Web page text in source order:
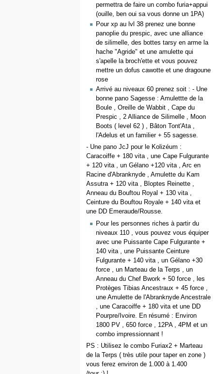
permettra de faire un combo furia+appui
(ouille, ben oui sa vous donne un 1PA)
Pour xp au lvl 38 prenez une bonne
panoplie du prespic, avec une alliance
de silimelle, des bottes tarsy en arme la
hache "Agride" et une amulette qui
s'apelle la broch'ette et vous pouvez
mettre un dofus cawotte et une dragoune
rose
Arrivé au niveaux 60 prenez soit : - Une
bonne pano Sagesse : Amulettte de la
Boule , Oreille de Wabbit , Cape du
Prespic , 2 Alliance de Silimelle , Moon
Boots ( level 62 ) , Bâton Tont'Ata ,
l'Adelus et un familier + 55 sagesse.
- Une pano JcJ pour le Kolizéum :
Caracoiffe + 180 vita , une Cape Fulgurante
+ 120 vita , un Gélano +120 vita , Arc en
Racine d'Abranknyde , Amulette du Kam
Assutra + 120 vita , Bloptes Reinette ,
Anneau du Bouftou Royal + 130 vita ,
Ceinture du Bouftou Royale + 140 vita et
une DD Emeraude/Rousse.
Pour les personnes riches à partir du
niveaux 110 , vous pouvez vous équiper
avec une Puissante Cape Fulgurante +
140 vita , une Puissante Ceinture
Fulgurante + 140 vita , un Gélano +30
force , un Marteau de la Terps , un
Anneau du Chef Bwork + 50 force , les
Protèges Tibias Ancestraux + 45 force ,
une Amulette de l'Abranknyde Ancestrale
, une Caracoiffe + 180 vita et une DD
Pourpre/Ivoire. En résumé : Environ
1800 PV , 650 force , 12PA , 4PM et un
combo impressionnant !
PS : Utilisez le combo Furiax2 + Marteau
de la Terps ( très utile pour taper en zone )
vous ferez environ de 1.000 à 1.400